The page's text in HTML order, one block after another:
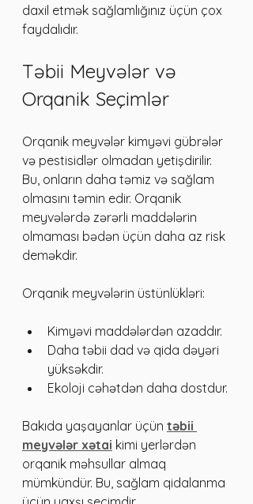
daxil etmək sağlamlığınız üçün çox
faydalıdır.
Təbii Meyvələr və
Orqanik Seçimlər
Orqanik meyvələr kimyəvi gübrələr
və pestisidlər olmadan yetişdirilir.
Bu, onların daha təmiz və sağlam
olmasını təmin edir. Orqanik
meyvələrdə zərərli maddələrin
olmaması bədən üçün daha az risk
deməkdir.
Orqanik meyvələrin üstünlükləri:
Kimyəvi maddələrdən azaddır.
Daha təbii dad və qida dəyəri
yüksəkdir.
Ekoloji cəhətdən daha dostdur.
Bakıda yaşayanlar üçün təbii
meyvələr xətai kimi yerlərdən
orqanik məhsullar almaq
mümkündür. Bu, sağlam qidalanma